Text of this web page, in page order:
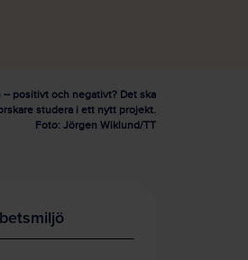
positivt och negativt? Det ska
studera i ett nytt projekt.
Foto: Jörgen Wiklund/TT